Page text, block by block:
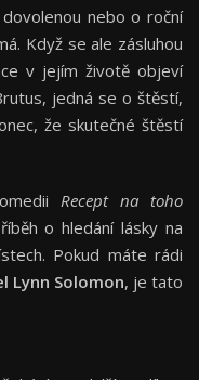
nebo o roční
Když se ale zásluhou
v jejím životě objeví
jedná se o štěstí,
že skutečné štěstí
Recept na toho
o hledání lásky na
Pokud máte rádi
Lynn Solomon, je tato